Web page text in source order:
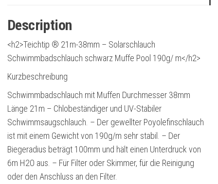
Description
<h2>Teichtip ® 21m-38mm – Solarschlauch
Schwimmbadschlauch schwarz Muffe Pool 190g/ m</h2>
Kurzbeschreibung
Schwimmbadschlauch mit Muffen Durchmesser 38mm
Länge 21m – Chlobeständiger und UV-Stabiler
Schwimmsaugschlauch. – Der gewellter Poyolefinschlauch
ist mit einem Gewicht von 190g/m sehr stabil. – Der
Biegeradius beträgt 100mm und hält einen Unterdruck von
6m H2O aus. – Für Filter oder Skimmer, für die Reinigung
oder den Anschluss an den Filter.